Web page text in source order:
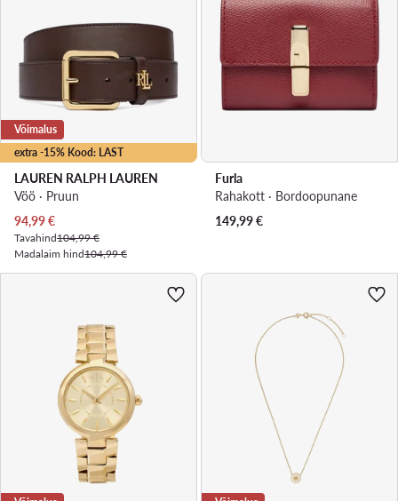
extra -15% Kood: LAST
Võimalus
LAUREN RALPH LAUREN
Vöö · Pruun
Praegune hind
94,99€
Tavahind104,99 €
Madalaim hind104,99 €
Furla
Rahakott · Bordoopunane
149,99€